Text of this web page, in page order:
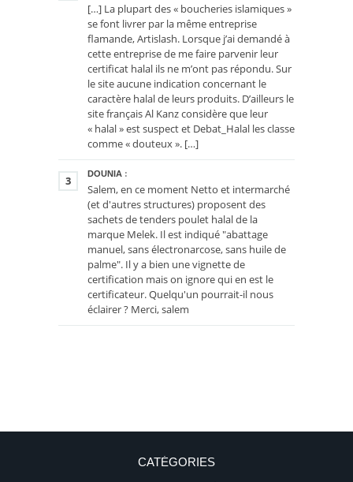
[…] La plupart des « boucheries islamiques »
se font livrer par la même entreprise
flamande, Artislash. Lorsque j’ai demandé à
cette entreprise de me faire parvenir leur
certificat halal ils ne m’ont pas répondu. Sur
le site aucune indication concernant le
caractère halal de leurs produits. D’ailleurs le
site français Al Kanz considère que leur
« halal » est suspect et Debat_Halal les classe
comme « douteux ». […]
3 DOUNIA :
Salem, en ce moment Netto et intermarché
(et d'autres structures) proposent des
sachets de tenders poulet halal de la
marque Melek. Il est indiqué "abattage
manuel, sans électronarcose, sans huile de
palme". Il y a bien une vignette de
certification mais on ignore qui en est le
certificateur. Quelqu'un pourrait-il nous
éclairer ? Merci, salem
CATÉGORIES